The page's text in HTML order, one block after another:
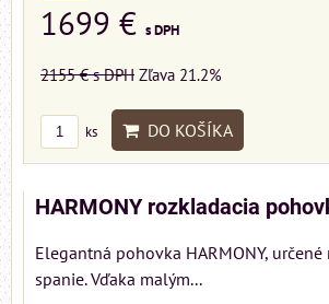
1699 € s DPH
2155 €s DPH Zľava 21.2%
ks DO KOŠÍKA
HARMONY rozkladacia
Elegantná pohovka HARMONY,
spanie. Vďaka malým...